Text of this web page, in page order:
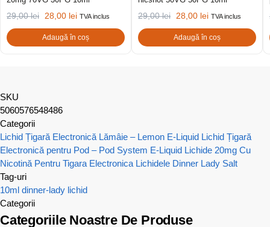
29,00lei 28,00 lei TVA inclus
Adaugă în coș
29,00lei 28,00 lei TVA inclus
Adaugă în coș
SKU
5060576548486
Categorii
Lichid Țigară Electronică Lămâie – Lemon E-Liquid Lichid Țigară
Electronică pentru Pod – Pod System E-Liquid Lichide 20mg Cu
Nicotină Pentru Tigara Electronica Lichidele Dinner Lady Salt
Tag-uri
10ml dinner-lady lichid
Categorii
Categoriile Noastre De Produse